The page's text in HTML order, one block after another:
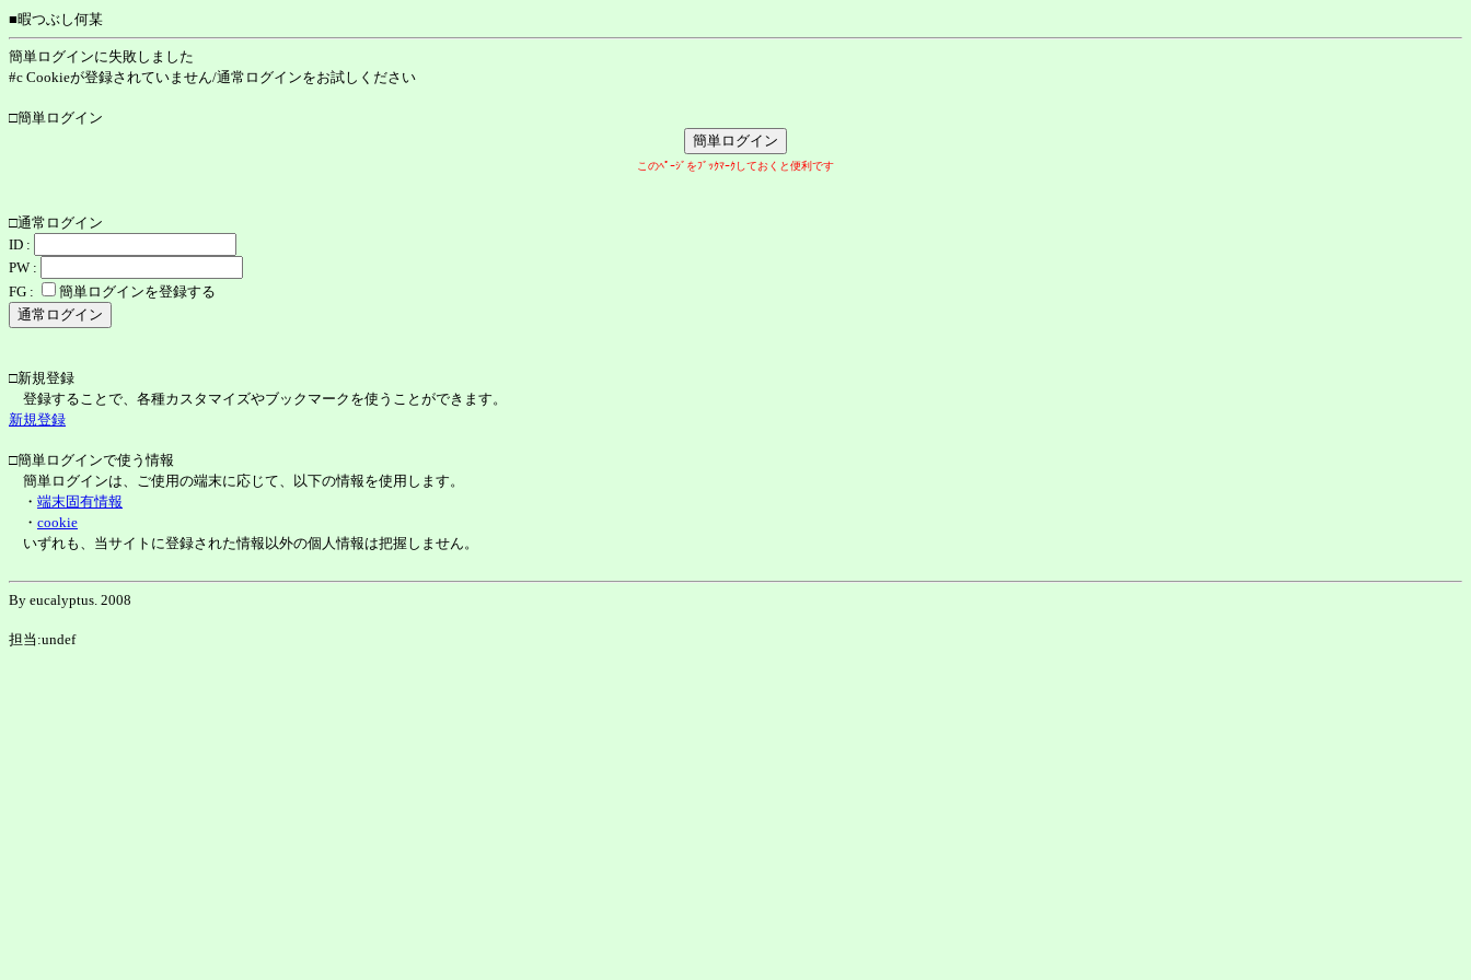
■暇つぶし何某
簡単ログインに失敗しました
#c Cookieが登録されていません/通常ログインをお試しください
□簡単ログイン
このﾍﾟｰｼﾞをﾌﾞｯｸﾏｰｸしておくと便利です
□通常ログイン
ID :
PW :
FG :
簡単ログインを登録する
□新規登録
登録することで、各種カスタマイズやブックマークを使うことができます。
新規登録
□簡単ログインで使う情報
簡単ログインは、ご使用の端末に応じて、以下の情報を使用します。
・ 端末固有情報
・ cookie
いずれも、当サイトに登録された情報以外の個人情報は把握しません。
By eucalyptus. 2008
担当:undef